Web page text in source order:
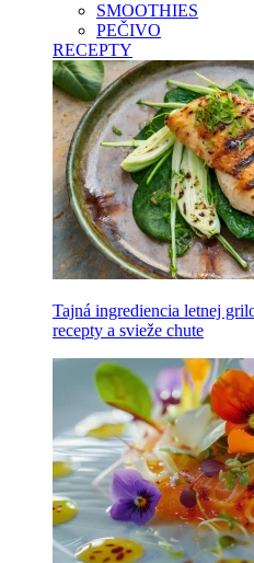
SMOOTHIES
PEČIVO
RECEPTY
Tajná ingrediencia letnej
recepty a svieže chute